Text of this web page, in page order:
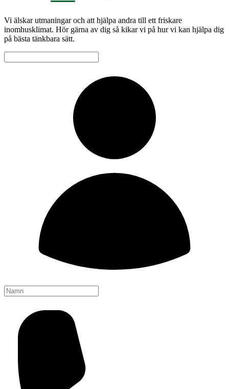
Vi älskar utmaningar och att hjälpa andra till ett friskare
inomhusklimat. Hör gärna av dig så kikar vi på hur vi kan hjälpa dig
på bästa tänkbara sätt.